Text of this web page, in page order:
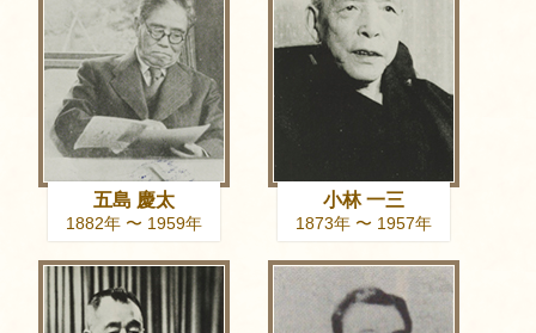
五島 慶太
1882年 〜 1959年
小林 一三
1873年 〜 1957年